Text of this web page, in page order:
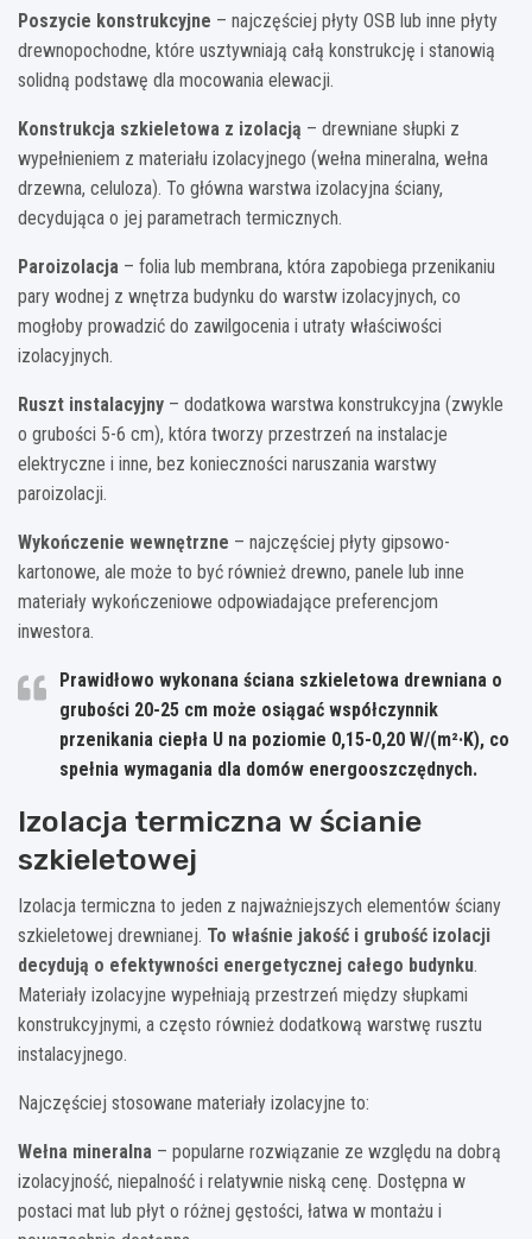
Poszycie konstrukcyjne – najczęściej płyty OSB lub inne płyty
drewnopochodne, które usztywniają całą konstrukcję i stanowią
solidną podstawę dla mocowania elewacji.
Konstrukcja szkieletowa z izolacją – drewniane słupki z
wypełnieniem z materiału izolacyjnego (wełna mineralna, wełna
drzewna, celuloza). To główna warstwa izolacyjna ściany,
decydująca o jej parametrach termicznych.
Paroizolacja – folia lub membrana, która zapobiega przenikaniu
pary wodnej z wnętrza budynku do warstw izolacyjnych, co
mogłoby prowadzić do zawilgocenia i utraty właściwości
izolacyjnych.
Ruszt instalacyjny – dodatkowa warstwa konstrukcyjna (zwykle
o grubości 5-6 cm), która tworzy przestrzeń na instalacje
elektryczne i inne, bez konieczności naruszania warstwy
paroizolacji.
Wykończenie wewnętrzne – najczęściej płyty gipsowo-
kartonowe, ale może to być również drewno, panele lub inne
materiały wykończeniowe odpowiadające preferencjom
inwestora.
Prawidłowo wykonana ściana szkieletowa drewniana o
grubości 20-25 cm może osiągać współczynnik
przenikania ciepła U na poziomie 0,15-0,20 W/(m²·K), co
spełnia wymagania dla domów energooszczędnych.
Izolacja termiczna w ścianie
szkieletowej
Izolacja termiczna to jeden z najważniejszych elementów ściany
szkieletowej drewnianej. To właśnie jakość i grubość izolacji
decydują o efektywności energetycznej całego budynku.
Materiały izolacyjne wypełniają przestrzeń między słupkami
konstrukcyjnymi, a często również dodatkową warstwę rusztu
instalacyjnego.
Najczęściej stosowane materiały izolacyjne to:
Wełna mineralna – popularne rozwiązanie ze względu na dobrą
izolacyjność, niepalność i relatywnie niską cenę. Dostępna w
postaci mat lub płyt o różnej gęstości, łatwa w montażu i